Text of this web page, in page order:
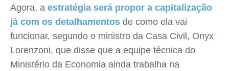
Agora, a estratégia será propor a capitalização
já com os detalhamentos de como ela vai
funcionar, segundo o ministro da Casa Civil, Onyx
Lorenzoni, que disse que a equipe técnica do
Ministério da Economia ainda trabalha na